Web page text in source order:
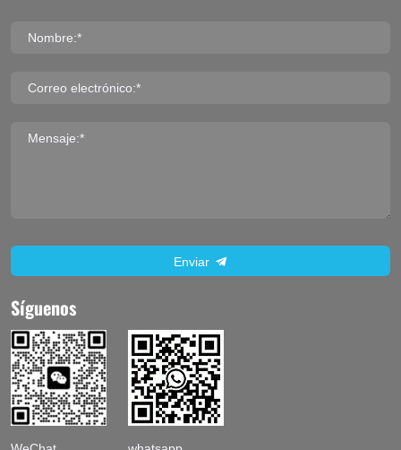
Nombre:*
Correo electrónico:*
Mensaje:*
Enviar
Síguenos